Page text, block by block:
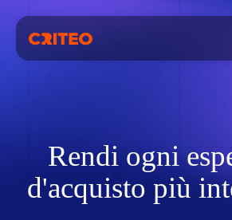
Rendi ogni
d'acquisto più